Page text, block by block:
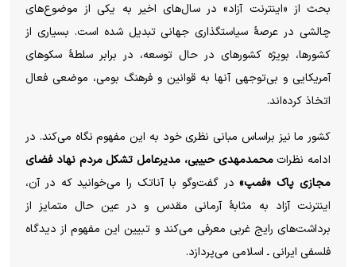
بحث از «اینترنت آزاد» در سال‌های اخیر به یکی از موضوع‌های
چالشی در عرصهٔ سیاستگذاری جهانی تبدیل شده است. بسیاری از
کشورها، بویژه کشور‌های در حال توسعه، در برابر سلطهٔ سکو‌های
آمریکایی و بی‌توجهی آنها به قوانین و فرهنگ بومی، موضعی فعال
اتخاذ کرده‌اند.
کشور ما نیز براساس مبانی نظری خود به این مفهوم نگاه می‌کند. در
ادامه نظرات محمدمهدی حبیبی، مدیرعامل تشکل مردم نهاد فضای
مجازی پاک «فمپ»در گفت‌وگو با آناتک را می‌خوانید که در آن،
اینترنت آزاد به مثابهٔ آرمانی مقدس و در عین حال متمایز از
برداشت‌های رایج غربی معرفی می‌کند و تبیین این مفهوم از دیدگاه
فلسفی ایرانی ـ اسلامی می‌پردازد.